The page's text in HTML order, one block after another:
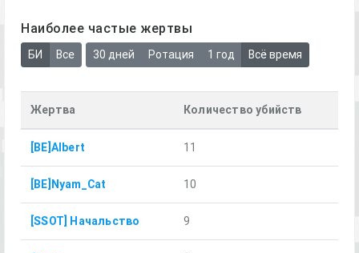
Наиболее частые жертвы
БИ Все 30 дней Ротация 1 год Всё время
Жертва Количество убийств
[BE]Albert 11
[BE]Nyam_Cat 10
[SSOT] Начальство 9